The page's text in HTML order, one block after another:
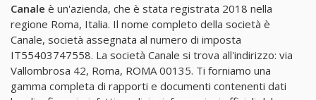
Canale è un'azienda, che è stata registrata 2018 nella
regione Roma, Italia. Il nome completo della società è
Canale, società assegnata al numero di imposta
IT55403747558. La società Canale si trova all'indirizzo: via
Vallombrosa 42, Roma, ROMA 00135. Ti forniamo una
gamma completa di rapporti e documenti contenenti dati